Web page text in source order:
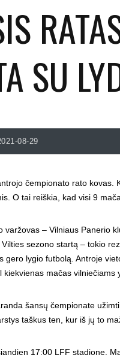
SU
08-29
čempionato rato
O tai reiškia, kad visi 9
varžovas – Vilniaus Panerio
sezono startą – tokio
gero lygio futbolą. Antroje
kiekvienas mačas vilniečiams
šansų čempionate
taškus ten, kur iš jų to
17:00 LFF stadione.